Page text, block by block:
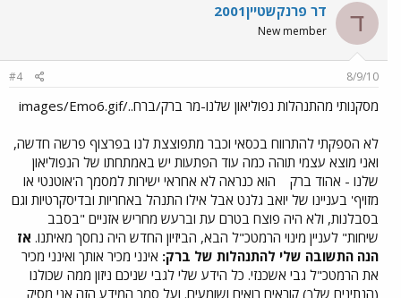
ד דר פרנקשטיין2001
New member
8/9/10
#4
מסקנותי מהתנהלות נפוליאון שלנו-מר ברק/ברח../images/Emo6.gif
לא הספקתי להתרווח בכסאי וכבר מתפוצצת לנו בפרצוף פרשה חדשה,
ואני מוצא עצמי תוהה כמה עוד הפתעות יש באמתחתו של הנפוליאון
שלנו - אהוד ברק
הוא כנראה לא אחראי ישירות למסמך ה'אוטנטי או
מזויף' בעניינו של יואב גלנט אבל אילו התנהל באחריות ובדיסקרטיות וגם
בסבלנות, ולא היה פוצח בטרם עת וברעש מחריש אזניים "בסבב
שיחות" לעניין מינוי הרמטכ"ל הבא, הביזיון החדש היה נחסך מאיתנו. אז
הנה התשובה שלי להתנהלות של ברק: אינני מכיר אותך ואינני מכיר
את הרמטכ"ל גבי אשכנזי. כל הידע שלי לגבי שניכם ניזון ממה שכולנו
(הנתינים שלך) קוראים רואים ושומעים. ועל סמך המידע הזה אני מסיק